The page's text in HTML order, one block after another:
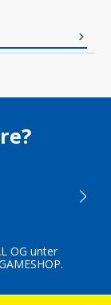
OG unter